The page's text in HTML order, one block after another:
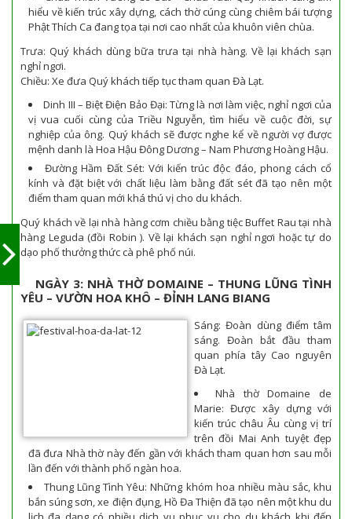
hiểu về kiến trúc xây dựng, cách thờ cúng cùng chiêm bái tượng
Phật Thích Ca đang tọa tại nơi cao nhất của khuôn viên chùa.
Trưa: Quý khách dùng bữa trưa tại nhà hàng. Về lại khách sạn
nghỉ ngơi.
Chiều: Xe đưa Quý khách tiếp tục tham quan Đà Lạt.
Dinh III – Biệt Điện Bảo Đại: Từng là nơi làm việc, nghỉ ngơi của
vị vua cuối cùng của Triều Nguyễn, tìm hiểu về cuộc đời, sự
nghiệp của ông. Quý khách sẽ được nghe kể về người vợ được
mệnh danh là Hoa Hậu Đông Dương – Nam Phương Hoàng Hậu.
Đường Hầm Đất Sét: Với kiến trúc độc đáo, phong cách cổ
kính và đặt biệt với chất liệu làm bằng đất sét đã tạo nên một
điểm tham quan mới khá thú vị cho du khách.
Quý khách về lại nhà hàng cơm chiều bằng tiệc Buffet Rau tại nhà
hàng Leguda (đồi Robin ). Về lại khách sạn nghỉ ngơi hoặc tự do
dạo phố thưởng thức cà phê phố núi.
NGÀY 3: NHÀ THỜ DOMAINE – THUNG LŨNG TÌNH
YÊU – VƯỜN HOA KHÔ – ĐỈNH LANG BIANG
Sáng: Đoàn dùng điểm tâm
sáng. Đoàn bắt đầu tham
quan phía tây Cao nguyên
Đà Lạt.
Nhà thờ Domaine de
Marie: Được xây dựng với
kiến trúc châu Âu cùng vị trí
trên đồi Mai Anh tuyệt đẹp
đã đưa Nhà thờ này đến gần với khách tham quan hơn sau mỗi
lần đến với thành phố ngàn hoa.
Thung Lũng Tình Yêu: Những khóm hoa nhiều màu sắc, khu
bắn súng sơn, xe điện đụng, Hồ Đa Thiện đã tạo nên một khu du